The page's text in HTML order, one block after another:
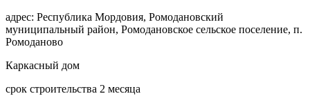
адрес: Республика Мордовия, Ромодановский
муниципальный район, Ромодановское сельское поселение, п.
Ромоданово
Каркасный дом
срок строительства 2 месяца